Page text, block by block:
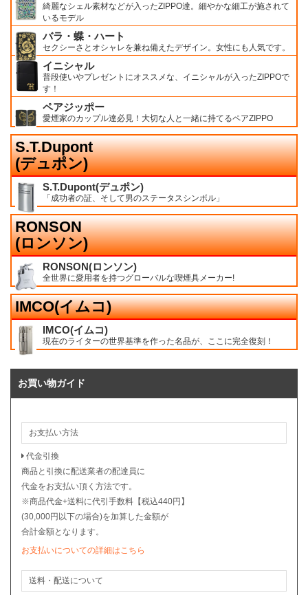
綺麗なシェル素材などが入ったZIPPO達。細やかな細工が施されて
いるモデル
バラ・蝶・ハート
セクシーさとオシャレを兼ね備えたデザイン。女性にも人気です。
イニシャル
普段使いやプレゼントにオススメな、イニシャルが入ったZIPPOで
す！
ペアジッポー
愛煙家のカップル達必見！大切な人と一緒に持てるペアZIPPO
S.T.Dupont
(デュポン)
S.T.Dupont(デュポン)
「成功者の証、そして男のステータスシンボル」
RONSON
(ロンソン)
RONSON(ロンソン)
全世界に愛用者を持つグローバルな喫煙具メーカー!
IMCO(イムコ)
IMCO(イムコ)
現在のライターの世界基準を作った名品が、ここに完全復刻！
お買い物ガイド
お支払い方法
代金引換
商品と引換に配送業者の配達員に
代金をお支払い頂く方法です。
※商品代金+送料に代引手数料【税込440円】
(30,000円以下の場合)を加算した金額が
合計金額となります。
お支払いについての詳細はこちら
送料・配送について